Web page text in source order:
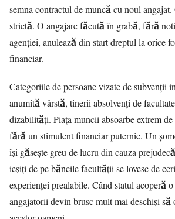
semna contractul de muncă cu noul
strictă. O angajare făcută în grabă, fără
agenției, anulează din start dreptul la orice
financiar.
Categoriile de persoane vizate de subvenții
anumită vârstă, tinerii absolvenți de
dizabilități. Piața muncii absoarbe extrem de
fără un stimulent financiar puternic. Un
își găsește greu de lucru din cauza
ieșiți de pe băncile facultății se lovesc de
experienței prealabile. Când statul acoperă
angajatorii devin brusc mult mai deschiși să